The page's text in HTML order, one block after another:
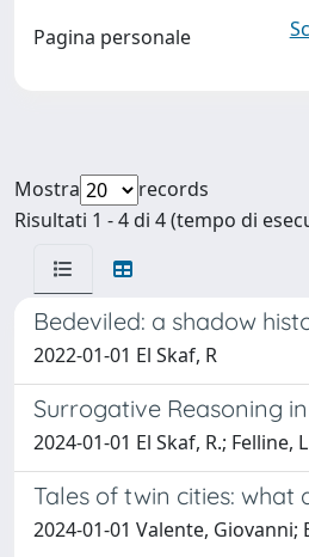
Pagina personale
Mostra
records
Risultati 1 - 4 di 4 (tempo di
Bedeviled: a shadow
2022-01-01 El Skaf, R
Surrogative Reasoning
2024-01-01 El Skaf, R.; Felline,
Tales of twin cities:
2024-01-01 Valente, Giovanni;